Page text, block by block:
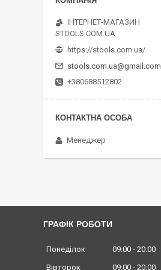
ІНТЕРНЕТ-МАГАЗИН
STOOLS.COM.UA
https://stools.com.ua/
stools.com.ua@gmail.com
+380688512802
Менеджер
ГРАФІК РОБОТИ
Понеділок 09:00
20:00
Вівторок
09:00 20:00